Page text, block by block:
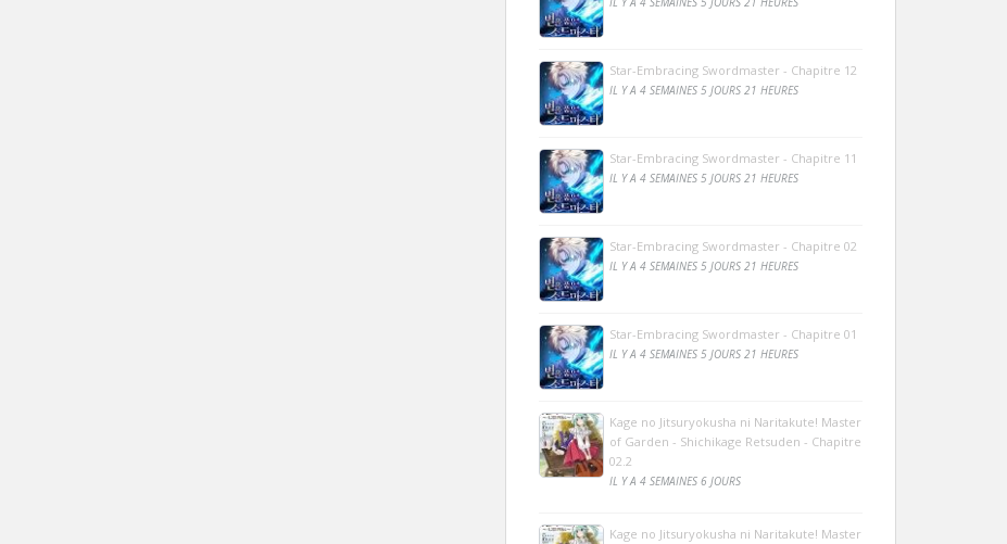
Star-Embracing Swordmaster - Chapitre 12
IL Y A 4 SEMAINES 5 JOURS 21 HEURES
Star-Embracing Swordmaster - Chapitre 11
IL Y A 4 SEMAINES 5 JOURS 21 HEURES
Star-Embracing Swordmaster - Chapitre 02
IL Y A 4 SEMAINES 5 JOURS 21 HEURES
Star-Embracing Swordmaster - Chapitre 01
IL Y A 4 SEMAINES 5 JOURS 21 HEURES
Kage no Jitsuryokusha ni Naritakute! Master
of Garden - Shichikage Retsuden - Chapitre
02.2
IL Y A 4 SEMAINES 6 JOURS
Kage no Jitsuryokusha ni Naritakute! Master